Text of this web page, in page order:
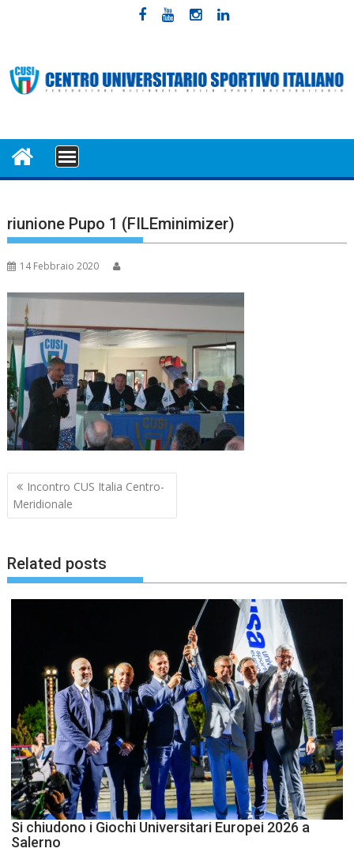
MENU
riunione Pupo 1 (FILEminimizer)
14 Febbraio 2020
Navigazione
articoli
Incontro CUS Italia Centro-
Meridionale
Related posts
Si chiudono i Giochi Universitari Europei 2026 a
Salerno